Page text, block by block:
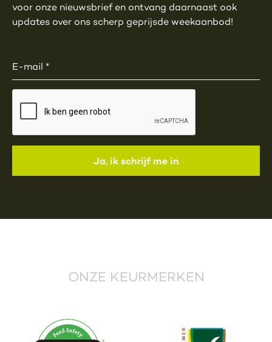
voor onze nieuwsbrief en ontvang daarnaast ook
updates over ons scherp geprijsde weekaanbod!
ONZE KEURMERKEN